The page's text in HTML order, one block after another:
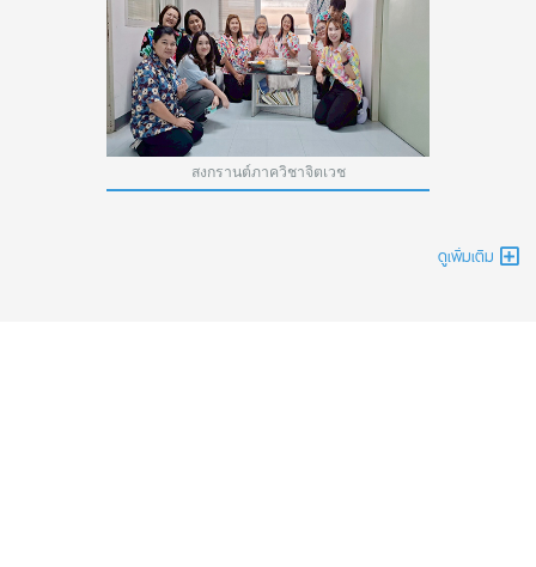
สงกรานต์ภาควิชาจิตเวช
ดูเพิ่มเติม